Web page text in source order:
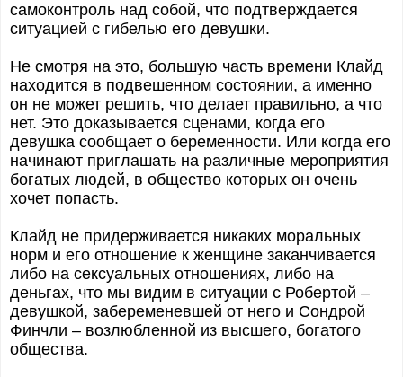
самоконтроль над собой, что подтверждается
ситуацией с гибелью его девушки.
Не смотря на это, большую часть времени Клайд
находится в подвешенном состоянии, а именно
он не может решить, что делает правильно, а что
нет. Это доказывается сценами, когда его
девушка сообщает о беременности. Или когда его
начинают приглашать на различные мероприятия
богатых людей, в общество которых он очень
хочет попасть.
Клайд не придерживается никаких моральных
норм и его отношение к женщине заканчивается
либо на сексуальных отношениях, либо на
деньгах, что мы видим в ситуации с Робертой –
девушкой, забеременевшей от него и Сондрой
Финчли – возлюбленной из высшего, богатого
общества.